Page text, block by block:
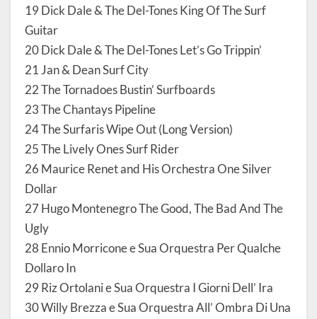
19 Dick Dale & The Del-Tones King Of The Surf
Guitar
20 Dick Dale & The Del-Tones Let’s Go Trippin’
21 Jan & Dean Surf City
22 The Tornadoes Bustin’ Surfboards
23 The Chantays Pipeline
24 The Surfaris Wipe Out (Long Version)
25 The Lively Ones Surf Rider
26 Maurice Renet and His Orchestra One Silver
Dollar
27 Hugo Montenegro The Good, The Bad And The
Ugly
28 Ennio Morricone e Sua Orquestra Per Qualche
Dollaro In
29 Riz Ortolani e Sua Orquestra I Giorni Dell’ Ira
30 Willy Brezza e Sua Orquestra All’ Ombra Di Una